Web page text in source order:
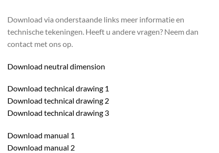
Download via onderstaande links meer informatie en
technische tekeningen. Heeft u andere vragen? Neem dan
contact met ons op.
Download neutral dimension
Download technical drawing 1
Download technical drawing 2
Download technical drawing 3
Download manual 1
Download manual 2